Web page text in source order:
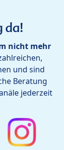
da!
nicht mehr
und sind
Beratung
jederzeit